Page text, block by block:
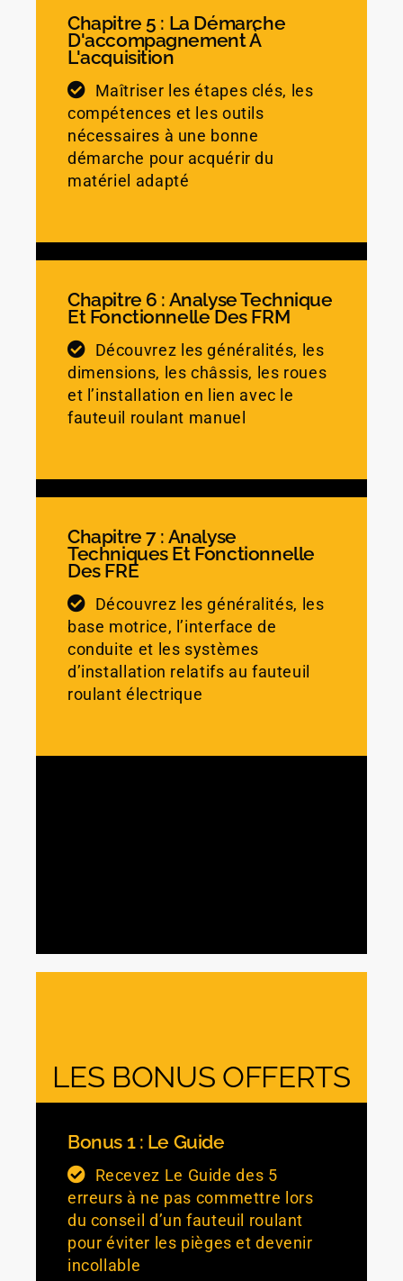
Chapitre 5 : La Démarche
D'accompagnement À
L'acquisition
Maîtriser les étapes clés, les
compétences et les outils
nécessaires à une bonne
démarche pour acquérir du
matériel adapté
Chapitre 6 : Analyse Technique
Et Fonctionnelle Des FRM
Découvrez les généralités, les
dimensions, les châssis, les roues
et l’installation en lien avec le
fauteuil roulant manuel
Chapitre 7 : Analyse
Techniques Et Fonctionnelle
Des FRE
Découvrez les généralités, les
base motrice, l’interface de
conduite et les systèmes
d’installation relatifs au fauteuil
roulant électrique
LES BONUS OFFERTS
Bonus 1 : Le Guide
Recevez Le Guide des 5
erreurs à ne pas commettre lors
du conseil d’un fauteuil roulant
pour éviter les pièges et devenir
incollable